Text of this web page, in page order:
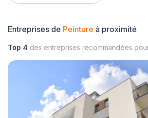
Entreprises de Peinture à proximité
Top 4 des entreprises recommandées